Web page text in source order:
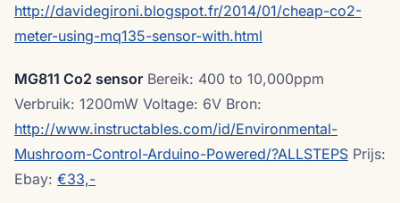
http://davidegironi.blogspot.fr/2014/01/cheap-co2-
meter-using-mq135-sensor-with.html
MG811 Co2 sensor Bereik: 400 to 10,000ppm
Verbruik: 1200mW Voltage: 6V Bron:
http://www.instructables.com/id/Environmental-
Mushroom-Control-Arduino-Powered/?ALLSTEPS Prijs:
Ebay: €33,-